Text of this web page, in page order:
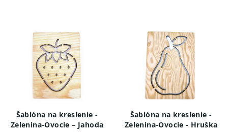
Šablóna na kreslenie -
Zelenina-Ovocie – Jahoda
Šablóna na kreslenie -
Zelenina-Ovocie - Hruška